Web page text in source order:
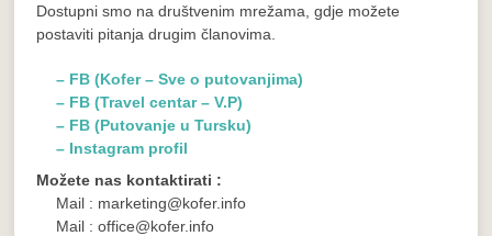
Dostupni smo na društvenim mrežama, gdje možete
postaviti pitanja drugim članovima.
– FB (Kofer – Sve o putovanjima)
– FB (Travel centar – V.P)
– FB (Putovanje u Tursku)
– Instagram profil
Možete nas kontaktirati :
Mail : marketing@kofer.info
Mail : office@kofer.info